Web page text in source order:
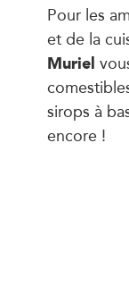
Pour les
et de la
Muriel
sirops à
encore !